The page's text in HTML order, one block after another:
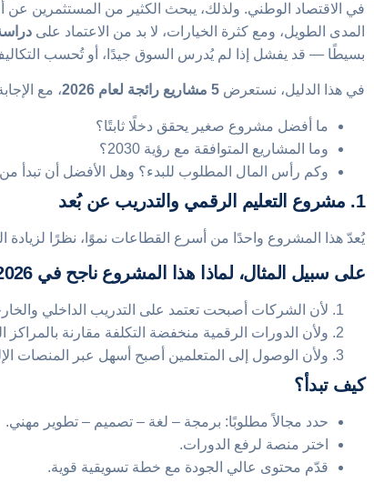
في الاقتصاد الوطني. ولذلك، يبحث الكثير من المستثمرين
المدى الطويل، ومع كثرة الخيارات، لا بد من الاعتماد على
بسيطًا — قد يفشل إذا لم يُدرس السوق جيدًا، أو تُحسب التكاليف
في هذا الدليل، نستعرض 5 مشاريع رائجة لعام 2026 ، مع
ما أفضل مشروع صغير يحقق دخلًا ثابتًا؟
وما المشاريع المتوافقة مع رؤية 2030؟
وكم رأس المال المطلوب للبدء؟ وهل الأفضل أن تبدأ
1. مشروع التعليم الرقمي والتدريب عن بُعد
يُعدّ هذا المشروع واحدًا من أسرع القطاعات نموًا، نظرًا لزيادة
على سبيل المثال، لماذا هذا المشروع ناجح في 2026؟
لأن الشركات أصبحت تعتمد على التدريب الداخلي
ولأن الدورات الرقمية منخفضة التكلفة مقارنة بالمراكز
ولأن الوصول إلى المتعلمين أصبح أسهل عبر المنصات
كيف تبدأ؟
حدد مجالاً مطلوبًا: برمجة – لغة – تصميم – تطوير مهني.
اختر منصة لرفع الدورات.
قدّم محتوى عالي الجودة مع خطة تسويقية قوية.